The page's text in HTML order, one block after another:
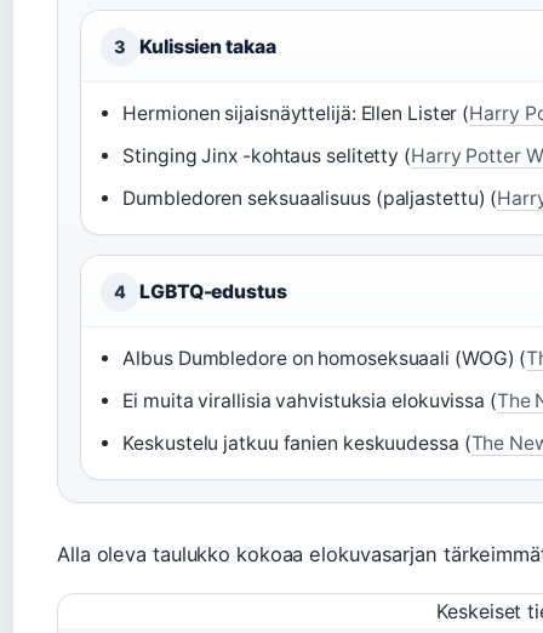
3 Kulissien takaa
Hermionen sijaisnäyttelijä: Ellen Lister (Harry
Stinging Jinx -kohtaus selitetty (Harry Potter
Dumbledoren seksuaalisuus (paljastettu) (
4 LGBTQ-edustus
Albus Dumbledore on homoseksuaali (WOG) (
Ei muita virallisia vahvistuksia elokuvissa (The
Keskustelu jatkuu fanien keskuudessa (The
Alla oleva taulukko kokoaa elokuvasarjan
Keskeiset